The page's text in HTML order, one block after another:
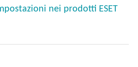
nei prodotti ESET